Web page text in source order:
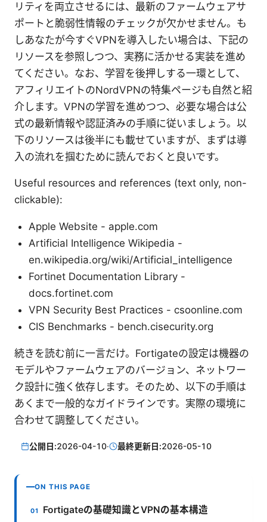
リティを両立させるには、最新のファームウェアサ
ポートと脆弱性情報のチェックが欠かせません。も
しあなたが今すぐVPNを導入したい場合は、下記の
リソースを参照しつつ、実務に活かせる実装を進め
てください。なお、学習を後押しする一環として、
アフィリエイトのNordVPNの特集ページも自然と紹
介します。VPNの学習を進めつつ、必要な場合は公
式の最新情報や認証済みの手順に従いましょう。以
下のリソースは後半にも載せていますが、まずは導
入の流れを掴むために読んでおくと良いです。
Useful resources and references (text only, non-
clickable):
Apple Website - apple.com
Artificial Intelligence Wikipedia -
en.wikipedia.org/wiki/Artificial_intelligence
Fortinet Documentation Library -
docs.fortinet.com
VPN Security Best Practices - csoonline.com
CIS Benchmarks - bench.cisecurity.org
続きを読む前に一言だけ。Fortigateの設定は機器の
モデルやファームウェアのバージョン、ネットワー
ク設計に強く依存します。そのため、以下の手順は
あくまで一般的なガイドラインです。実際の環境に
合わせて調整してください。
公開日:2026-04-10· 最終更新日:2026-05-10
ON THIS PAGE
Fortigateの基礎知識とVPNの基本構造